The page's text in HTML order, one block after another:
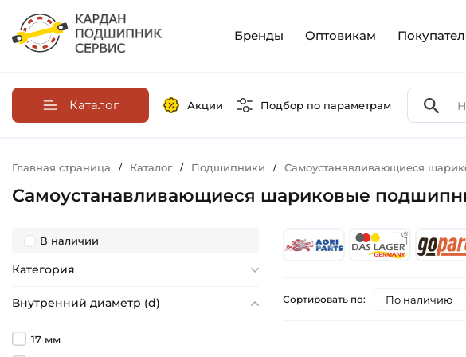
Бренды Оптовикам
Каталог Акции Подбор по параметрам
Главная страница / Каталог / Подшипники / Самоустанавливающиеся
Самоустанавливающиеся шариковые
В наличии
Категория
Внутренний диаметр (d)
17 мм
Сортировать по: